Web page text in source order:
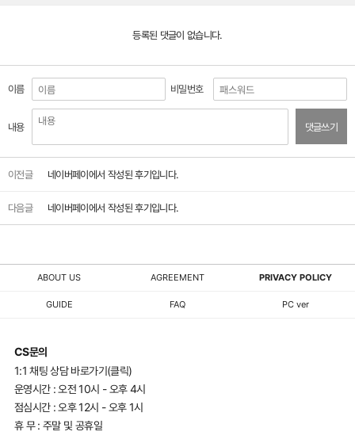
등록된 댓글이 없습니다.
이름 비밀번호
내용 댓글쓰기
이전글 네이버페이에서 작성된 후기입니다.
다음글 네이버페이에서 작성된 후기입니다.
ABOUT US AGREEMENT PRIVACY POLICY
GUIDE FAQ PC ver
CS문의
1:1 채팅 상담 바로가기(클릭)
운영시간 : 오전 10시 - 오후 4시
점심시간 : 오후 12시 - 오후 1시
휴 무 : 주말 및 공휴일